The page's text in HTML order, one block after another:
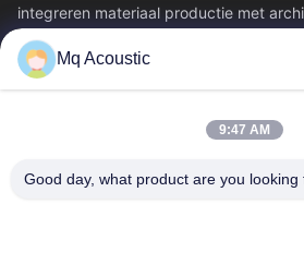
integreren materiaal productie met
akoestiek.theatersWe leveren...
Snelkoppelingen
Over
Fabriekstour
Mq Acoustic
9:47 AM
Good day, what product are you looking